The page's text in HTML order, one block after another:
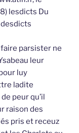
lesdicts Du
parsister ne
leur
luy
ladite
peur qu’il
raison des
pris et receuz